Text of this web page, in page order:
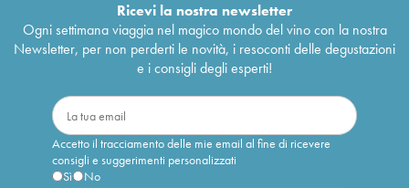
Ricevi la nostra newsletter
Ogni settimana viaggia nel magico mondo del vino con la nostra
Newsletter, per non perderti le novità, i resoconti delle degustazioni
e i consigli degli esperti!
Accetto il tracciamento delle mie email al fine di ricevere
consigli e suggerimenti personalizzati
Sì
No